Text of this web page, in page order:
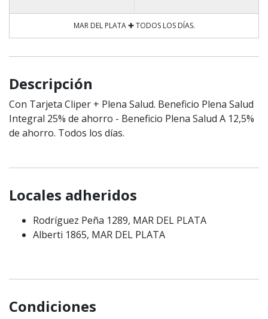
MAR DEL PLATA ✚ TODOS LOS DÍAS.
Descripción
Con Tarjeta Cliper + Plena Salud. Beneficio Plena Salud
Integral 25% de ahorro - Beneficio Plena Salud A 12,5%
de ahorro. Todos los días.
Locales adheridos
Rodríguez Peña 1289, MAR DEL PLATA
Alberti 1865, MAR DEL PLATA
Condiciones